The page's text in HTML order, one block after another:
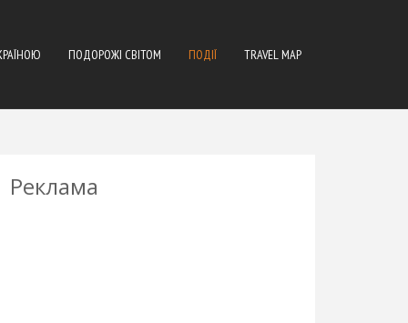
ПОДОРОЖІ СВІТОМ ПОДІЇ TRAVEL MAP
Реклама